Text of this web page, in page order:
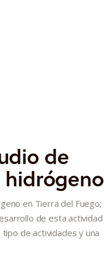
de
en Tierra del Fuego;
de esta actividad
de actividades y una